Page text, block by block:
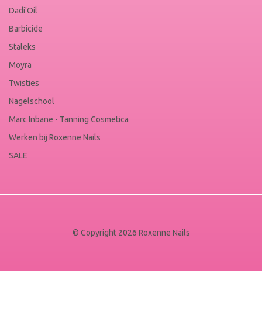
Dadi'Oil
Barbicide
Staleks
Moyra
Twisties
Nagelschool
Marc Inbane - Tanning Cosmetica
Werken bij Roxenne Nails
SALE
© Copyright 2026 Roxenne Nails